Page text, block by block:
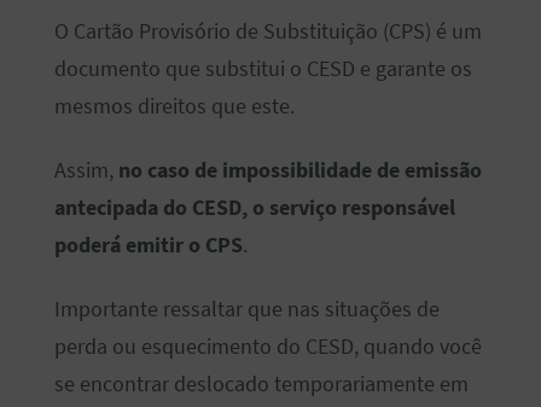
O Cartão Provisório de Substituição (CPS) é um
documento que substitui o CESD e garante os
mesmos direitos que este.
Assim, no caso de impossibilidade de emissão
antecipada do CESD, o serviço responsável
poderá emitir o CPS.
Importante ressaltar que nas situações de
perda ou esquecimento do CESD, quando você
se encontrar deslocado temporariamente em